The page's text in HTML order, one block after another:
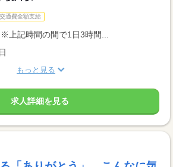
交通費全額支給
上記時間の間で1日3時間...
もっと見る
求人詳細を見る